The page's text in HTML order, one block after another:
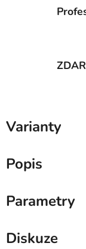
Varianty
Popis
Parametry
Diskuze